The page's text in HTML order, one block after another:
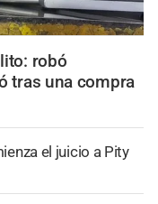
robó
tras una compra
el juicio a Pity